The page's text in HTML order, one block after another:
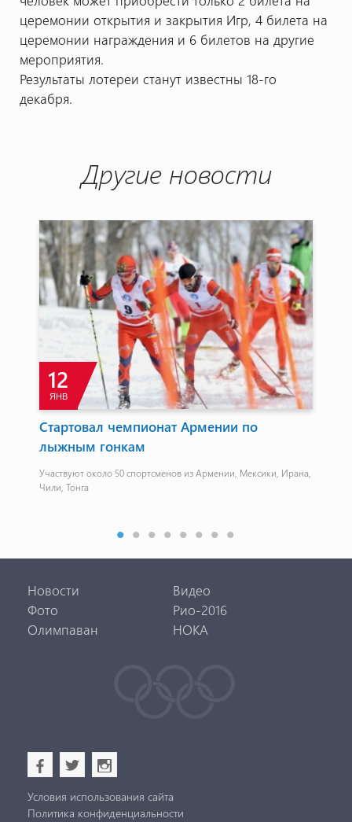
церемонии открытия и закрытия Игр, 4 билета на
церемонии награждения и 6 билетов на другие
мероприятия.
Результаты лотереи станут известны 18-го
декабря.
Другие новости
12
ЯНВ
Стартовал чемпионат Армении по
лыжным гонкам
Участвуют около 50 спортсменов из Армении, Мексики, Ирана,
Чили, Тонга
Новости
Видео
Фото
Рио-2016
Олимпаван
НОКА
b a x
Условия использования сайта
Политика конфиденциальности